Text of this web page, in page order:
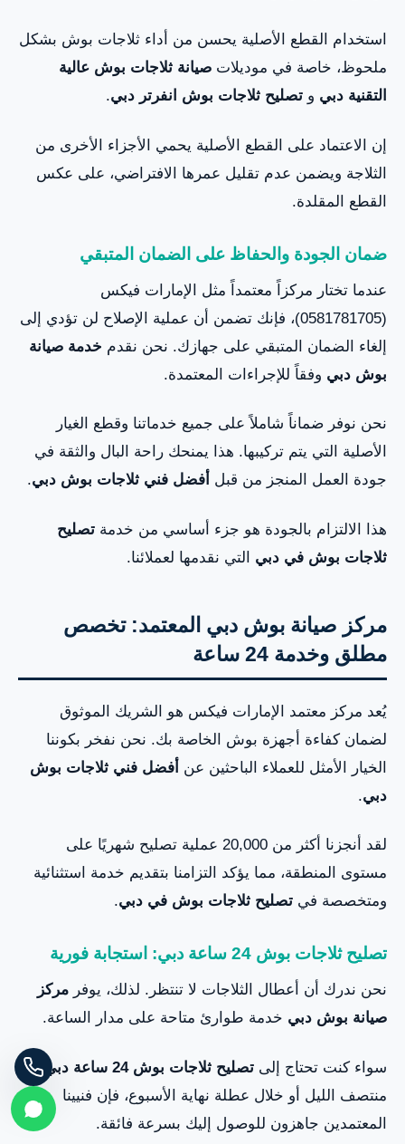
استخدام القطع الأصلية يحسن من أداء ثلاجات بوش بشكل
ملحوظ، خاصة في موديلات صيانة ثلاجات بوش عالية
التقنية دبي و تصليح ثلاجات بوش انفرتر دبي.
إن الاعتماد على القطع الأصلية يحمي الأجزاء الأخرى من
الثلاجة ويضمن عدم تقليل عمرها الافتراضي، على عكس
القطع المقلدة.
ضمان الجودة والحفاظ على الضمان المتبقي
عندما تختار مركزاً معتمداً مثل الإمارات فيكس
(0581781705)، فإنك تضمن أن عملية الإصلاح لن تؤدي إلى
إلغاء الضمان المتبقي على جهازك. نحن نقدم خدمة صيانة
بوش دبي وفقاً للإجراءات المعتمدة.
نحن نوفر ضماناً شاملاً على جميع خدماتنا وقطع الغيار
الأصلية التي يتم تركيبها. هذا يمنحك راحة البال والثقة في
جودة العمل المنجز من قبل
أفضل فني ثلاجات بوش دبي.
هذا الالتزام بالجودة هو جزء أساسي من خدمة تصليح
ثلاجات بوش في دبي التي نقدمها لعملائنا.
مركز صيانة بوش دبي المعتمد: تخصص
مطلق وخدمة 24 ساعة
يُعد مركز معتمد الإمارات فيكس هو الشريك الموثوق
لضمان كفاءة أجهزة بوش الخاصة بك. نحن نفخر بكوننا
الخيار الأمثل للعملاء الباحثين عن
أفضل فني ثلاجات بوش
دبي.
لقد أنجزنا أكثر من 20,000 عملية تصليح شهريًا على
مستوى المنطقة، مما يؤكد التزامنا بتقديم خدمة استثنائية
ومتخصصة في تصليح ثلاجات بوش في دبي.
تصليح ثلاجات بوش 24 ساعة دبي: استجابة فورية
نحن ندرك أن أعطال الثلاجات لا تنتظر. لذلك، يوفر مركز
صيانة بوش دبي خدمة طوارئ متاحة على مدار الساعة.
سواء كنت تحتاج إلى تصليح ثلاجات بوش 24 ساعة دبي
في
منتصف الليل أو خلال عطلة نهاية الأسبوع، فإن فنيينا
المعتمدين جاهزون للوصول إليك بسرعة فائقة.